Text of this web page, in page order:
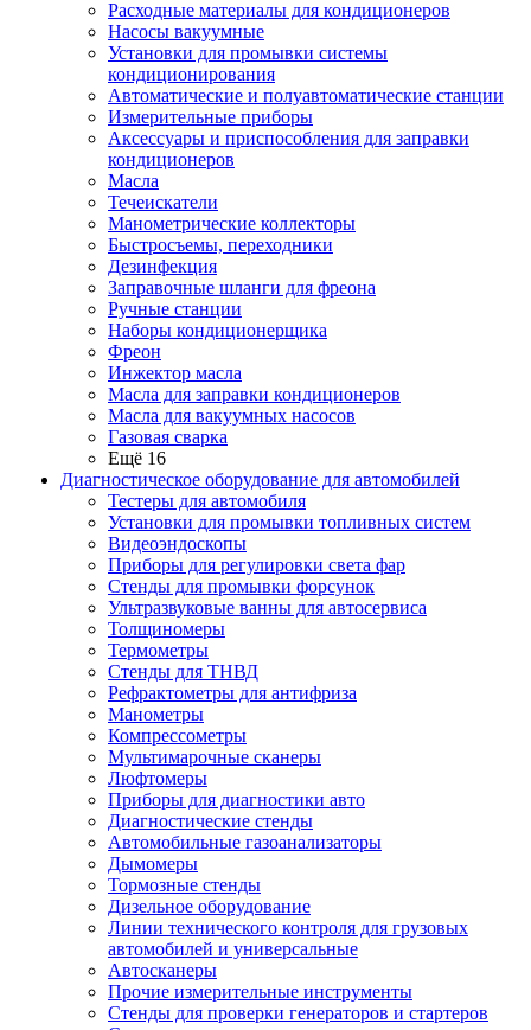
Расходные материалы для кондиционеров
Насосы вакуумные
Установки для промывки системы
кондиционирования
Автоматические и полуавтоматические станции
Измерительные приборы
Аксессуары и приспособления для заправки
кондиционеров
Масла
Течеискатели
Манометрические коллекторы
Быстросъемы, переходники
Дезинфекция
Заправочные шланги для фреона
Ручные станции
Наборы кондиционерщика
Фреон
Инжектор масла
Масла для заправки кондиционеров
Масла для вакуумных насосов
Газовая сварка
Ещё 16
Диагностическое оборудование для автомобилей
Тестеры для автомобиля
Установки для промывки топливных систем
Видеоэндоскопы
Приборы для регулировки света фар
Стенды для промывки форсунок
Ультразвуковые ванны для автосервиса
Толщиномеры
Термометры
Стенды для ТНВД
Рефрактометры для антифриза
Манометры
Компрессометры
Мультимарочные сканеры
Люфтомеры
Приборы для диагностики авто
Диагностические стенды
Автомобильные газоанализаторы
Дымомеры
Тормозные стенды
Дизельное оборудование
Линии технического контроля для грузовых
автомобилей и универсальные
Автосканеры
Прочие измерительные инструменты
Стенды для проверки генераторов и стартеров